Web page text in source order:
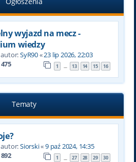
wyjazd na mecz -
wiedzy
SyR90«23 lip 2026, 22:03
475 1 … 13 14 15 16
Tematy
Siorski«9 paź 2024, 14:35
892 1 … 27 28 29 30